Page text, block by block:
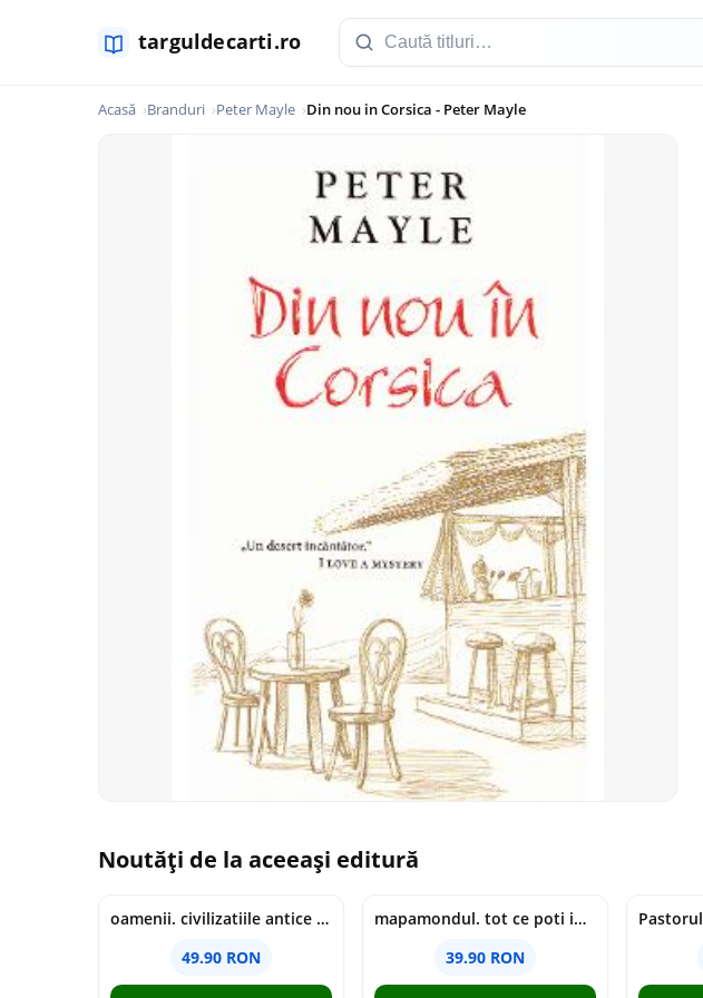
Acasă Branduri Peter Mayle Din nou in Corsica - Peter Mayle
Noutăți de la aceeași editură
oamenii. civilizatiile antice si lucrurile uluitoare pe care le-au creat - jonny marx, charlie davis
49.90 RON
mapamondul. tot ce poti invata dintr-o harta - raquel martin
39.90 RON